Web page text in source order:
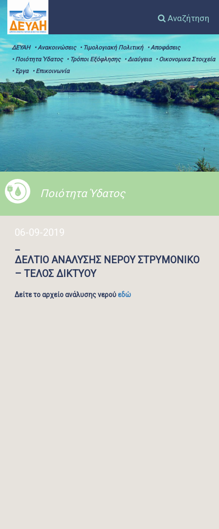
Αναζήτηση
ΔΕΥΑΗ • Ανακοινώσεις • Τιμολογιακή Πολιτική
• Αποφάσεις
• Ποιότητα Ύδατος
• Τρόποι Εξόφλησης • Διαύγεια
• Οικονομικα Στοιχεία
• Έργα
• Επικοινωνία
Ποιότητα Ύδατος
06-09-2019
_
ΔΕΛΤΙΟ ΑΝΑΛΥΣΗΣ ΝΕΡΟΥ ΣΤΡΥΜΟΝΙΚΟ
– ΤΕΛΟΣ ΔΙΚΤΥΟΥ
Δείτε το αρχείο ανάλυσης νερούεδώ